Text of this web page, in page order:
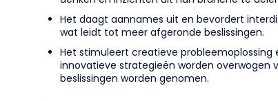
Het daagt aannames uit en bevordert
wat leidt tot meer afgeronde beslissingen.
Het stimuleert creatieve probleemoplossing
innovatieve strategieën worden overwogen
beslissingen worden genomen.